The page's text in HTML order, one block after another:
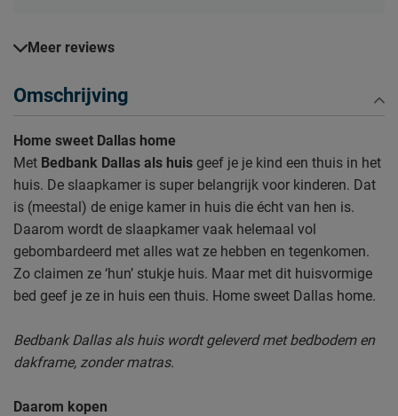
Meer reviews
Omschrijving
Home sweet Dallas home
Met Bedbank Dallas als huis geef je je kind een thuis in het
huis. De slaapkamer is super belangrijk voor kinderen. Dat
is (meestal) de enige kamer in huis die écht van hen is.
Daarom wordt de slaapkamer vaak helemaal vol
gebombardeerd met alles wat ze hebben en tegenkomen.
Zo claimen ze ‘hun’ stukje huis. Maar met dit huisvormige
bed geef je ze in huis een thuis. Home sweet Dallas home.
Bedbank Dallas als huis wordt geleverd met bedbodem en
dakframe, zonder matras.
Daarom kopen